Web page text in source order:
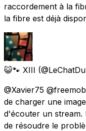
raccordement à la
la fibre est déjà
😺🐾 XIII
@Xavier75
de charger une
d'écouter un stream.
de résoudre le